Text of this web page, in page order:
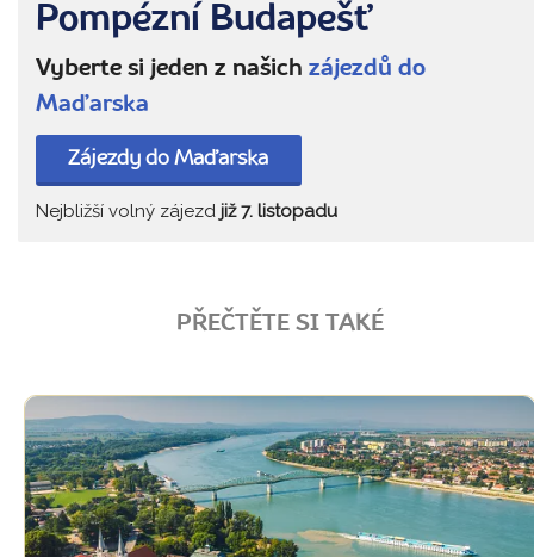
Pompézní Budapešť
Vyberte si jeden z našich zájezdů do
Maďarska
Zájezdy do Maďarska
Nejbližší volný zájezd již 7. listopadu
PŘEČTĚTE SI TAKÉ